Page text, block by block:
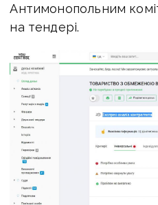
Антимонопольним
на тендері.